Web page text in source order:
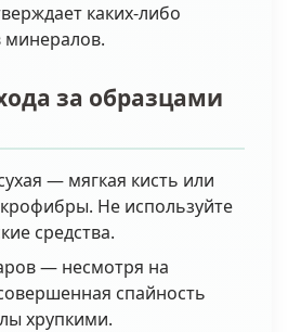
каких-либо
минералов.
за образцами
— мягкая кисть или
Не используйте
средства.
— несмотря на
спайность
хрупкими.